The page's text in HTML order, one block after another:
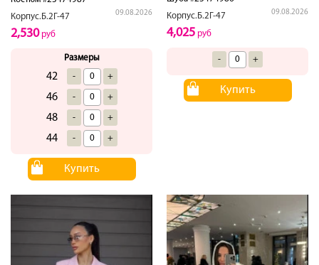
Корпус.Б.2Г-47
09.08.2026
2,530руб
Размеры
42 - +
46 - +
48 - +
44 - +
Купить
Корпус.Б.2Г-47
09.08.2026
4,025 руб
- +
Купить